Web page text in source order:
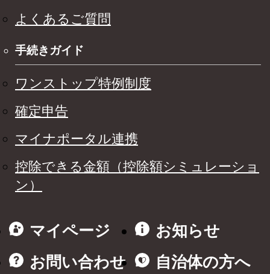
よくあるご質問
手続きガイド
ワンストップ特例制度
確定申告
マイナポータル連携
控除できる金額（控除額シミュレーショ
ン）
マイページ
お知らせ
お問い合わせ
自治体の方へ